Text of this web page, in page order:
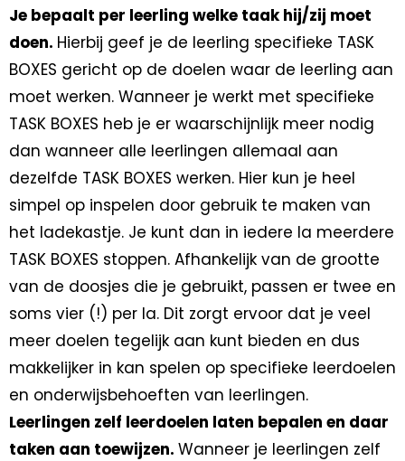
Je bepaalt per leerling welke taak hij/zij moet
doen. Hierbij geef je de leerling specifieke TASK
BOXES gericht op de doelen waar de leerling aan
moet werken. Wanneer je werkt met specifieke
TASK BOXES heb je er waarschijnlijk meer nodig
dan wanneer alle leerlingen allemaal aan
dezelfde TASK BOXES werken. Hier kun je heel
simpel op inspelen door gebruik te maken van
het ladekastje. Je kunt dan in iedere la meerdere
TASK BOXES stoppen. Afhankelijk van de grootte
van de doosjes die je gebruikt, passen er twee en
soms vier (!) per la. Dit zorgt ervoor dat je veel
meer doelen tegelijk aan kunt bieden en dus
makkelijker in kan spelen op specifieke leerdoelen
en onderwijsbehoeften van leerlingen.
Leerlingen zelf leerdoelen laten bepalen en daar
taken aan toewijzen. Wanneer je leerlingen zelf